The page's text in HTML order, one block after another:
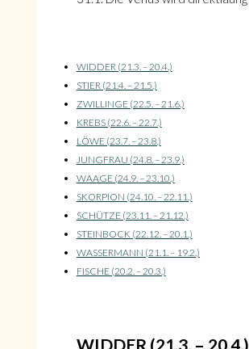
WIDDER (21.3. – 20.4.)
STIER (21.4. – 21.5.)
ZWILLINGE (22.5. – 21.6.)
KREBS (22.6. – 22.7.)
LÖWE (23.7. – 23.8.)
JUNGFRAU (24.8. – 23.9.)
WAAGE (24.9. – 23.10.)
SKORPION (24.10. – 22.11.)
SCHÜTZE (23.11. – 21.12.)
STEINBOCK (22.12. – 20.1.)
WASSERMANN (21.1. – 19.2.)
FISCHE (20.2. – 20.3.)
WIDDER (21.3. – 20.4.)